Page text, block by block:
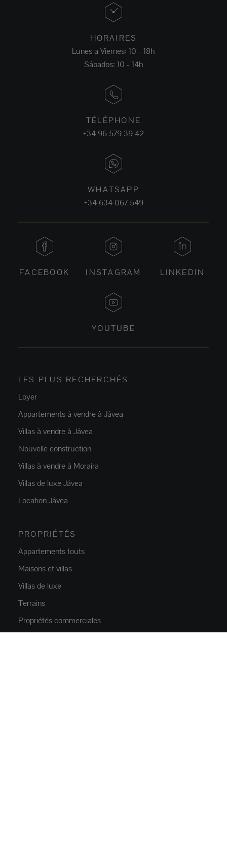
HORAIRES
Lunes a Viernes: 10 - 18h
Sábados: 10 - 14h
TÉLÉPHONE
+34 96 579 39 42
WHATSAPP
+34 634 067 549
FACEBOOK INSTAGRAM LINKEDIN
YOUTUBE
LES PLUS RECHERCHÉS
Loyer
Appartements à vendre à Jávea
Villas à vendre à Jávea
Nouvelle construction
Villas à vendre à Moraira
Villas de luxe Jávea
Location Jávea
PROPRIÉTÉS
Appartements touts
Maisons et villas
Villas de luxe
Terrains
Propriétés commerciales